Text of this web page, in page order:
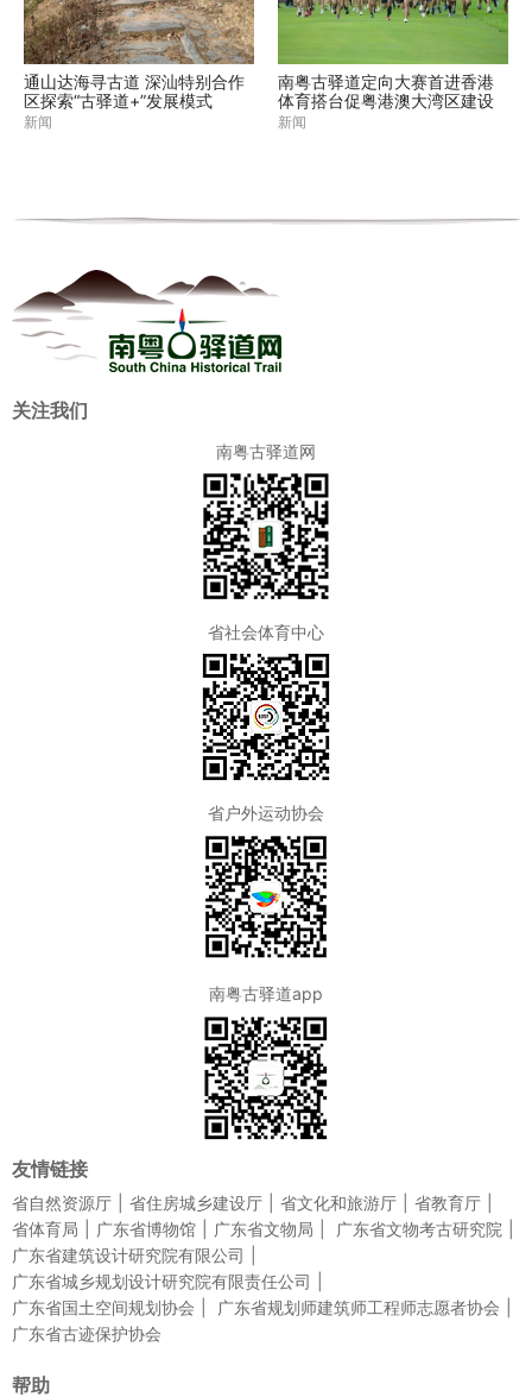
通山达海寻古道 深汕特别合作
区探索“古驿道+”发展模式
新闻
南粤古驿道定向大赛首进香港
体育搭台促粤港澳大湾区建设
新闻
关注我们
南粤古驿道网
省社会体育中心
省户外运动协会
南粤古驿道app
友情链接
省自然资源厅 省住房城乡建设厅 省文化和旅游厅
省教育厅
省体育局
广东省博物馆 广东省文物局
广东省文物考古研究院
广东省建筑设计研究院有限公司
广东省城乡规划设计研究院有限责任公司
广东省国土空间规划协会
广东省规划师建筑师工程师志愿者协会
广东省古迹保护协会
帮助